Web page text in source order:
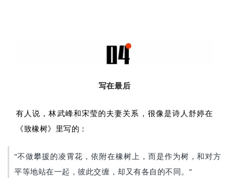
写在最后
有人说，林武峰和宋莹的夫妻关系，很像是诗人舒婷在
《致橡树》里写的：
“不做攀援的凌霄花，依附在橡树上，而是作为树，和对方
平等地站在一起，彼此交缠，却又有各自的不同。”